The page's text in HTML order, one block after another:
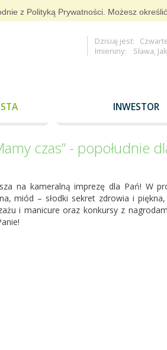
z Polityką Prywatności. Możesz
Dzisiaj jest:
Imieniny: Sława,
INWESTOR
czas” - popołudnie
na kameralną imprezę dla Pań! W
miód – słodki sekret zdrowia i
i manicure oraz konkursy z